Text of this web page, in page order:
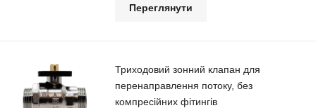
Переглянути
Триходовий зонний клапан для
перенаправлення потоку, без
компресійних фітингів